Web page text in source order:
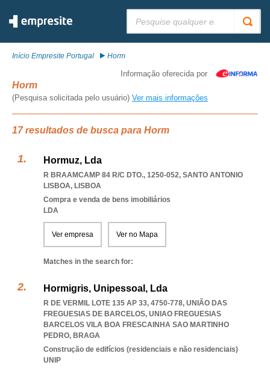
Início Empresite Portugal Horm
Informação oferecida por
Horm
(Pesquisa solicitada pelo usuário) Ver mais informações
17 resultados de busca para Horm
Hormuz, Lda
R BRAAMCAMP 84 R/C DTO., 1250-052, SANTO ANTONIO
LISBOA, LISBOA
Compra e venda de bens imobiliários
LDA
Ver empresa Ver no Mapa
Matches in the search for:
Hormigris, Unipessoal, Lda
R DE VERMIL LOTE 135 AP 33, 4750-778, UNIÃO DAS
FREGUESIAS DE BARCELOS, UNIAO FREGUESIAS
BARCELOS VILA BOA FRESCAINHA SAO MARTINHO
PEDRO, BRAGA
Construção de edifícios (residenciais e não residenciais)
UNIP